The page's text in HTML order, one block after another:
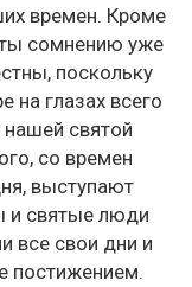
времен. Кроме
сомнению уже
поскольку
на глазах всего
святой
со времен
выступают
и святые люди
все свои дни и
постижением.